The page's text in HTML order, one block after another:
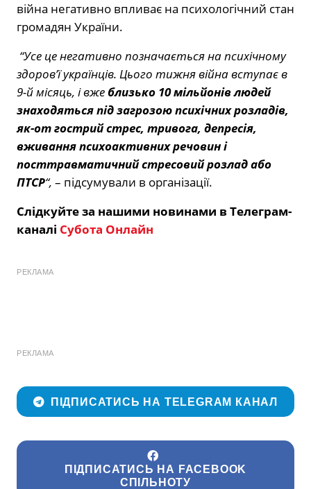
війна негативно впливає на психологічний стан
громадян України.
“Усе це негативно позначається на психічному
здоров’ї українців. Цього тижня війна вступає в
9-й місяць, і вже близько 10 мільйонів людей
знаходяться під загрозою психічних розладів,
як-от гострий стрес, тривога, депресія,
вживання психоактивних речовин і
посттравматичний стресовий розлад або
ПТСР“, – підсумували в організації.
Слідкуйте за нашими новинами в Телеграм-
каналі Субота Онлайн
РЕКЛАМА
РЕКЛАМА
ПІДПИСАТИСЬ НА TELEGRAM КАНАЛ
ПІДПИСАТИСЬ НА FACEBOOK
СПІЛЬНОТУ